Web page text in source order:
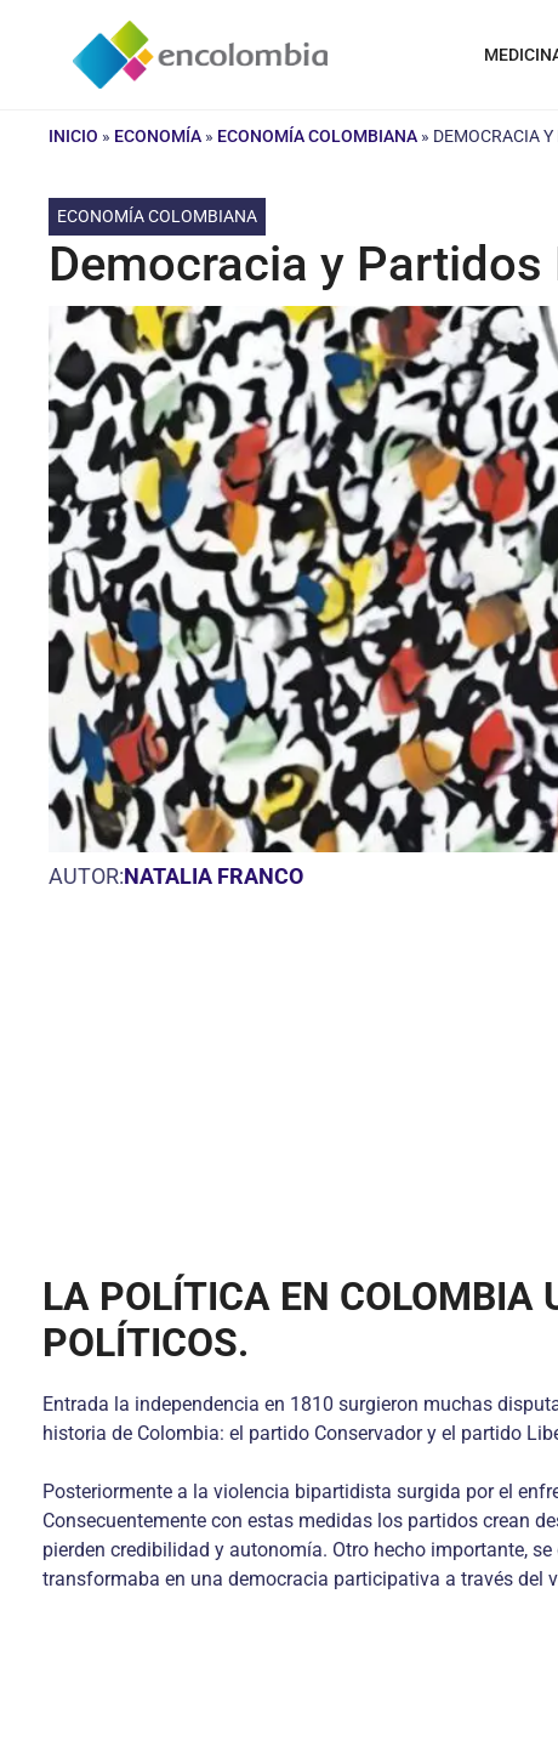
contenido
INICIO » ECONOMÍA » ECONOMÍA COLOMBIANA » DEMOCRACIA
ECONOMÍA COLOMBIANA
Democracia y
AUTOR:NATALIA FRANCO
LA POLÍTICA EN COLOMBIA
POLÍTICOS.
Entrada la independencia en 1810 surgieron muchas
historia de Colombia: el partido Conservador y el partido
Posteriormente a la violencia bipartidista surgida por el
Consecuentemente con estas medidas los partidos crean
pierden credibilidad y autonomía. Otro hecho importante,
transformaba en una democracia participativa a través del